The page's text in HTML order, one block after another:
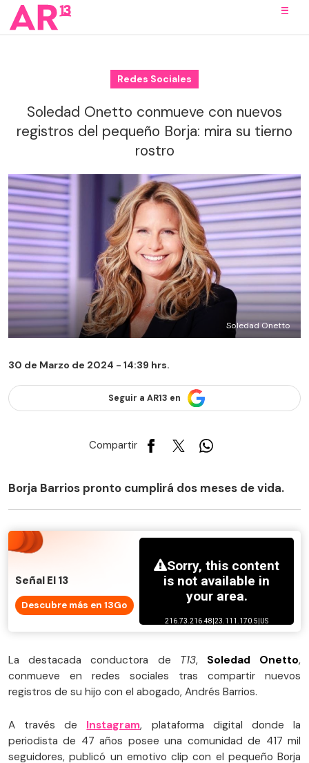
Redes Sociales
Soledad Onetto conmueve con nuevos
registros del pequeño Borja: mira su tierno
rostro
Soledad Onetto
30 de Marzo de 2024 - 14:39 hrs.
Seguir a AR13 en
Compartir
Borja Barrios pronto cumplirá dos meses de vida.
Señal El 13
Descubre más en 13Go
La destacada conductora de T13, Soledad Onetto,
conmueve en redes sociales tras compartir nuevos
registros de su hijo con el abogado, Andrés Barrios.
A través de Instagram, plataforma digital donde la
periodista de 47 años posee una comunidad de 417 mil
seguidores, publicó un emotivo clip con el pequeño Borja